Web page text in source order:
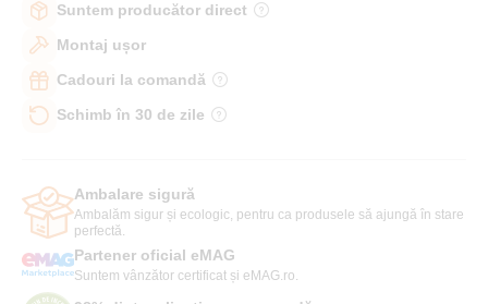
Suntem producător direct
Montaj ușor
Cadouri la comandă
Schimb în 30 de zile
Ambalare sigură
Ambalăm sigur și ecologic, pentru ca produsele să ajungă în stare
perfectă.
Partener oficial eMAG
Suntem vânzător certificat și eMAG.ro.